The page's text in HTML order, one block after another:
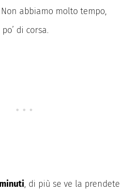
abbiamo molto tempo,
di corsa.
, di più se ve la prendete